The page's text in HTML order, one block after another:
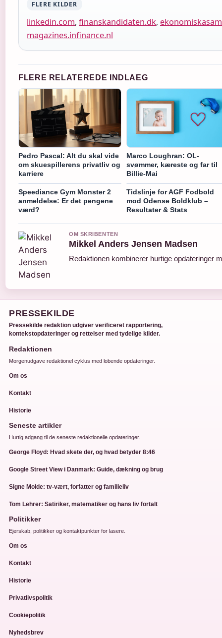
FLERE KILDER
linkedin.com, finanskandidaten.dk,
magazines.infinance.nl
FLERE RELATEREDE INDLAEG
Pedro Pascal: Alt du skal vide
om skuespillerens privatliv og
karriere
Marco Loughran: OL-
svømmer, kæreste og far til
Billie-Mai
Speediance Gym Monster 2
anmeldelse: Er det pengene
værd?
Tidslinje for AGF Fodbold
mod Odense Boldklub –
Resultater & Stats
OM SKRIBENTEN
Mikkel Anders Jensen Madsen
Redaktionen kombinerer hurtige opdateringer
PRESSEKILDE
Pressekilde redaktion udgiver verificeret rapportering,
kontekstopdateringer og rettelser med tydelige kilder.
Redaktionen
Morgenudgave redaktionel cyklus med lobende opdateringer.
Om os
Kontakt
Historie
Seneste artikler
Hurtig adgang til de seneste redaktionelle opdateringer.
George Floyd: Hvad skete der, og hvad betyder 8:46
Google Street View i Danmark: Guide, dækning og brug
Signe Molde: tv-vært, forfatter og familieliv
Tom Lehrer: Satiriker, matematiker og hans liv fortalt
Politikker
Ejerskab, politikker og kontaktpunkter for lasere.
Om os
Kontakt
Historie
Privatlivspolitik
Cookiepolitik
Nyhedsbrev